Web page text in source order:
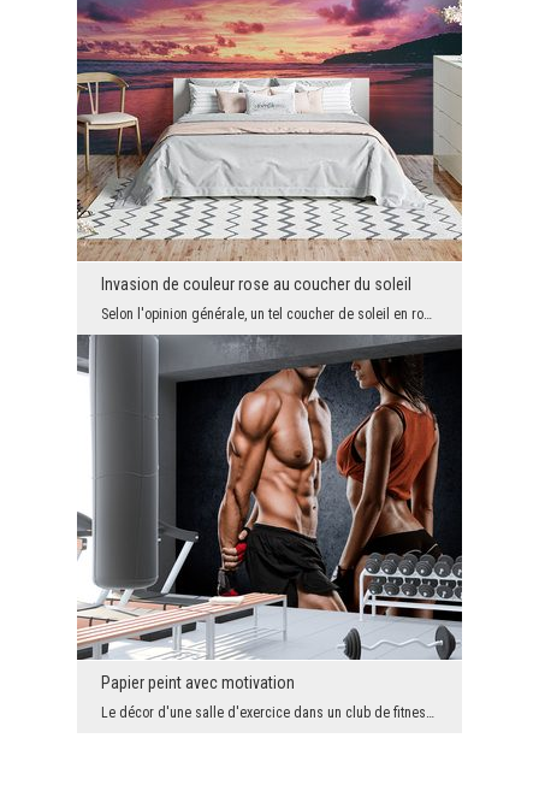
Invasion de couleur rose au coucher du soleil
Selon l'opinion générale, un tel coucher de soleil en rose est un signe avant-coureur de temps ve...
Papier peint avec motivation
Le décor d'une salle d'exercice dans un club de fitness, une salle de gym ou un club de sport ou ...